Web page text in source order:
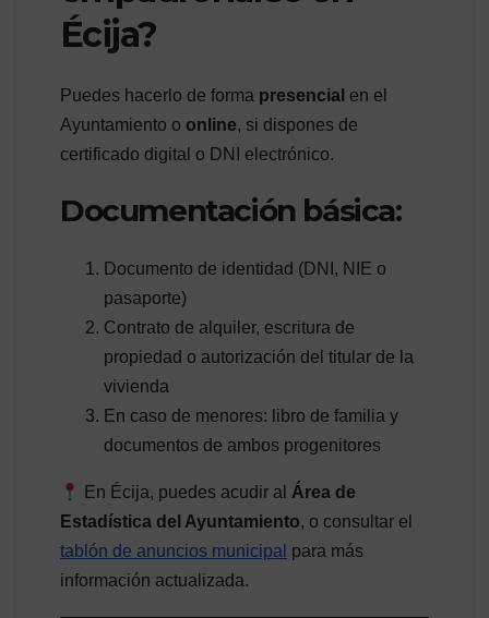
Écija?
Puedes hacerlo de forma presencial en el
Ayuntamiento o online, si dispones de
certificado digital o DNI electrónico.
Documentación básica:
Documento de identidad (DNI, NIE o
pasaporte)
Contrato de alquiler, escritura de
propiedad o autorización del titular de la
vivienda
En caso de menores: libro de familia y
documentos de ambos progenitores
En Écija, puedes acudir al Área de
Estadística del Ayuntamiento, o consultar el
tablón de anuncios municipal para más
información actualizada.